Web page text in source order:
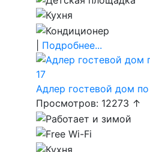
Подробнее...
Адлер гостевой дом
Просмотров: 12273 ↑